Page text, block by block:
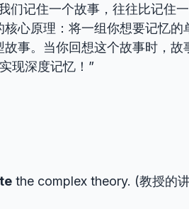
们记住一个故事，往往比记住
心原理：将一组你想要记忆的
事。当你回想这个故事时，故
现深度记忆！”
the complex theory. (教授的